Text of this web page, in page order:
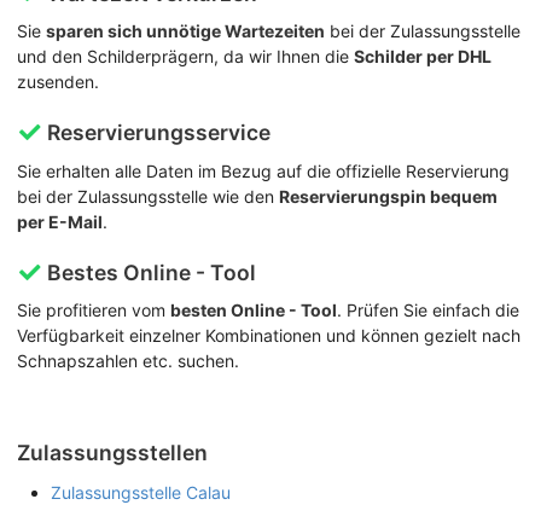
Sie sparen sich unnötige Wartezeiten bei der Zulassungsstelle
und den Schilderprägern, da wir Ihnen die Schilder per DHL
zusenden.
Reservierungsservice
Sie erhalten alle Daten im Bezug auf die offizielle Reservierung
bei der Zulassungsstelle wie den Reservierungspin bequem
per E-Mail.
Bestes Online - Tool
Sie profitieren vom besten Online - Tool. Prüfen Sie einfach die
Verfügbarkeit einzelner Kombinationen und können gezielt nach
Schnapszahlen etc. suchen.
Zulassungsstellen
Zulassungsstelle Calau